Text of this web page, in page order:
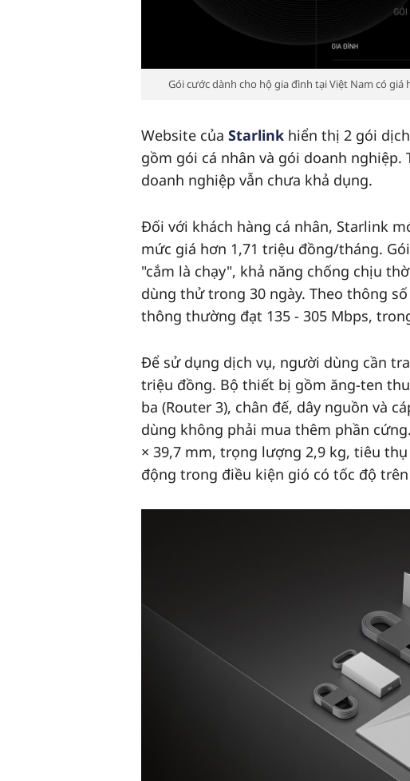
Gói cước dành cho hộ gia đình tại Việt Nam có
Website của Starlink hiển thị 2 gói
gồm gói cá nhân và gói doanh
doanh nghiệp vẫn chưa khả dụng.
Đối với khách hàng cá nhân, Starlink
mức giá hơn 1,71 triệu đồng/tháng.
"cắm là chạy", khả năng chống chịu
dùng thử trong 30 ngày. Theo thông
thông thường đạt 135 - 305 Mbps,
Để sử dụng dịch vụ, người dùng cần
triệu đồng. Bộ thiết bị gồm ăng-ten
ba (Router 3), chân đế, dây nguồn và
dùng không phải mua thêm phần
× 39,7 mm, trọng lượng 2,9 kg, tiêu
động trong điều kiện gió có tốc độ